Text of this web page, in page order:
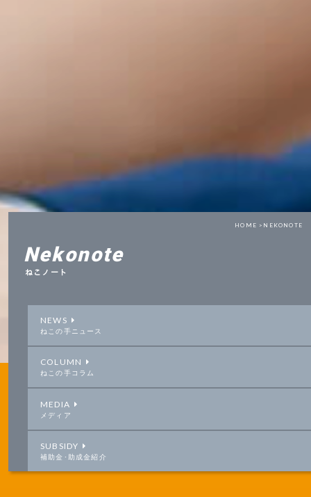
HOME > NEKONOTE
Nekonote
ねこノート
NEWS
ねこの手ニュース
COLUMN
ねこの手コラム
MEDIA
メディア
SUBSIDY
補助金･助成金紹介